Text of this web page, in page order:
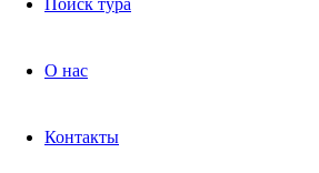
Поиск тура
О нас
Контакты
Авиа и ж/д